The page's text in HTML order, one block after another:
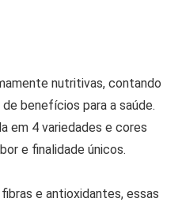
nutritivas, contando
benefícios para a saúde.
em 4 variedades e cores
e finalidade únicos.
e antioxidantes, essas